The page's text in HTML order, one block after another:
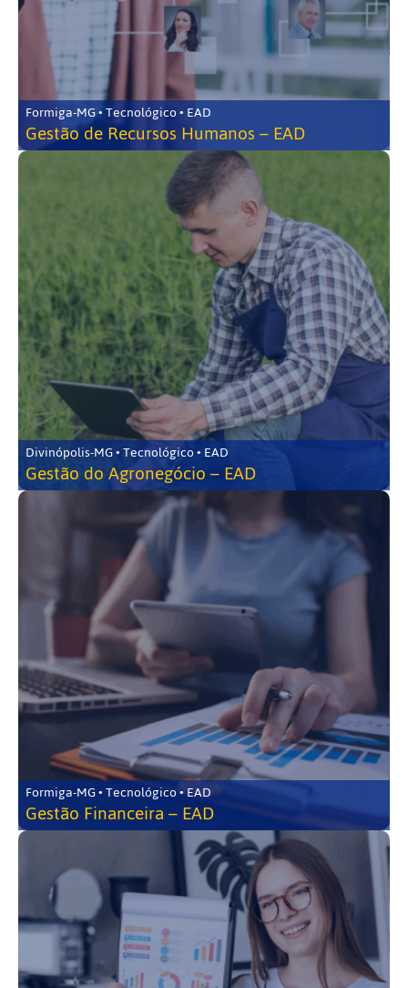
Formiga-MG • Tecnológico • EAD
Gestão de Recursos Humanos – EAD
Divinópolis-MG • Tecnológico • EAD
Gestão do Agronegócio – EAD
Formiga-MG • Tecnológico • EAD
Gestão Financeira – EAD